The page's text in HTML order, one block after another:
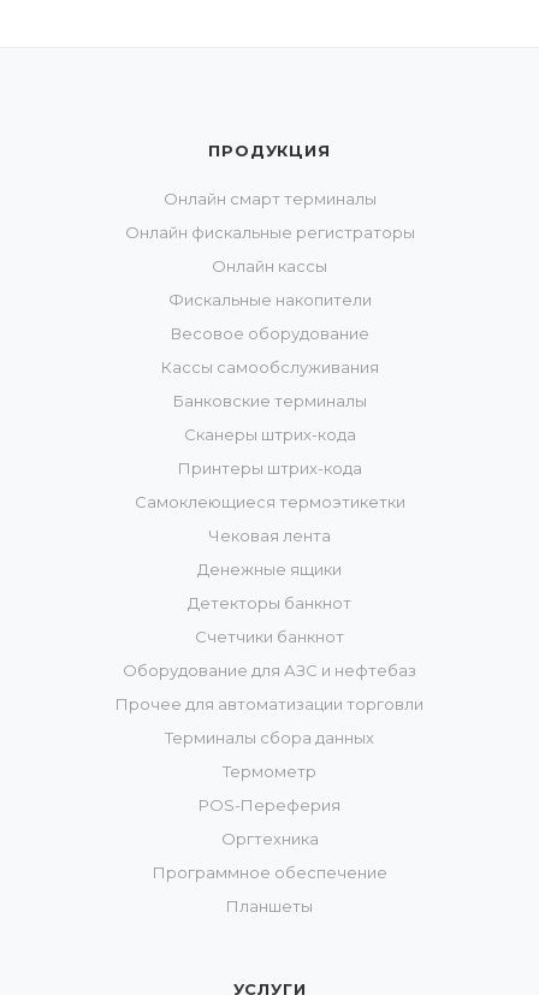
ПРОДУКЦИЯ
Онлайн смарт терминалы
Онлайн фискальные регистраторы
Онлайн кассы
Фискальные накопители
Весовое оборудование
Кассы самообслуживания
Банковские терминалы
Сканеры штрих-кода
Принтеры штрих-кода
Самоклеющиеся термоэтикетки
Чековая лента
Денежные ящики
Детекторы банкнот
Счетчики банкнот
Оборудование для АЗС и нефтебаз
Прочее для автоматизации торговли
Терминалы сбора данных
Термометр
POS-Переферия
Оргтехника
Программное обеспечение
Планшеты
УСЛУГИ